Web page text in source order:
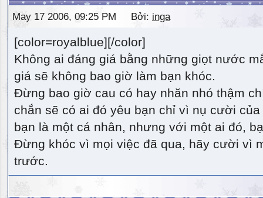
May 17 2006, 09:25 PM Bởi: inga
[color=royalblue][/color]
Không ai đáng giá bằng những giọt nước
giá sẽ không bao giờ làm bạn khóc.
Đừng bao giờ cau có hay nhăn nhó thậm
chắn sẽ có ai đó yêu bạn chỉ vì nụ cười
bạn là một cá nhân, nhưng với một ai đó,
Đừng khóc vì mọi việc đã qua, hãy cười vì
trước.